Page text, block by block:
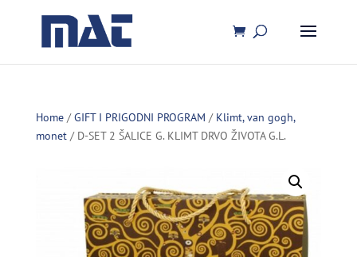
Home/GIFT I PRIGODNI PROGRAM / Klimt, van gogh,
monet/ D-SET 2 ŠALICE G. KLIMT DRVO ŽIVOTA G.L.